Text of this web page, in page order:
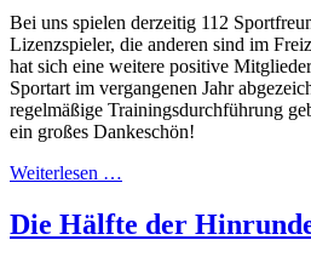
Bei uns spielen derzeitig 112
Lizenzspieler, die anderen sind im
hat sich eine weitere positive
Sportart im vergangenen Jahr
regelmäßige Trainingsdurchführung
ein großes Dankeschön!
Weiterlesen …
Die Hälfte der